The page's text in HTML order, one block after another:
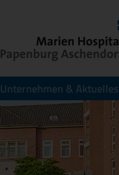
Unternehmen & Aktuelles